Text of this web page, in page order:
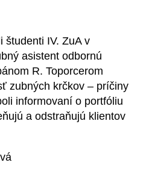
študenti IV. ZuA v
asistent odbornú
R. Toporcerom
zubných krčkov – príčiny
informovaní o portfóliu
a odstraňujú klientov